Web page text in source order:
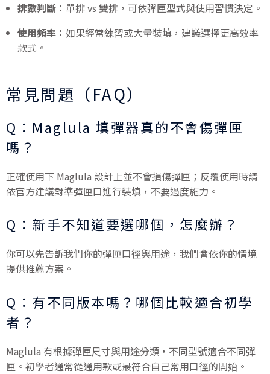
排數判斷： 單排 vs 雙排，可依彈匣型式與使用習慣決定。
使用頻率：如果經常練習或大量裝填，建議選擇更高效率
款式。
常見問題（FAQ）
Q：Maglula 填彈器真的不會傷彈匣
嗎？
正確使用下 Maglula 設計上並不會損傷彈匣；反覆使用時請
依官方建議對準彈匣口進行裝填，不要過度施力。
Q：新手不知道要選哪個，怎麼辦？
你可以先告訴我們你的彈匣口徑與用途，我們會依你的情境
提供推薦方案。
Q：有不同版本嗎？哪個比較適合初學
者？
Maglula 有根據彈匣尺寸與用途分類，不同型號適合不同彈
匣。初學者通常從通用款或最符合自己常用口徑的開始。